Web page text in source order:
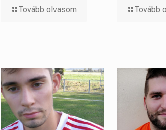
Tovább olvasom Tovább